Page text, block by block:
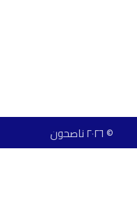
© ٢٠٢٦ ناصحون